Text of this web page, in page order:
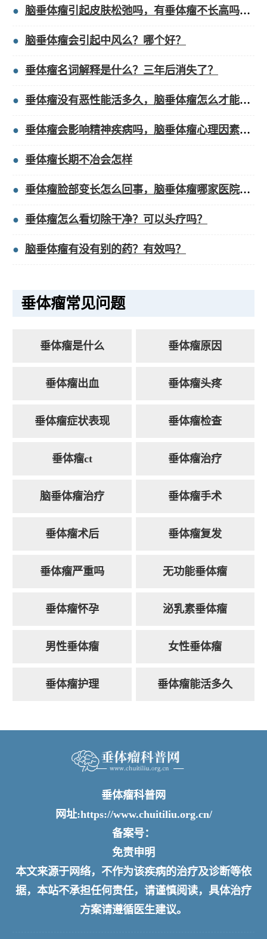
脑垂体瘤引起皮肤松弛吗，有垂体瘤不长高吗怎么办？
脑垂体瘤会引起中风么？哪个好？
垂体瘤名词解释是什么？三年后消失了？
垂体瘤没有恶性能活多久，脑垂体瘤怎么才能查出来？
垂体瘤会影响精神疾病吗，脑垂体瘤心理因素有哪些？
垂体瘤长期不冶会怎样
垂体瘤脸部变长怎么回事，脑垂体瘤哪家医院做的好？
垂体瘤怎么看切除干净？可以头疗吗？
脑垂体瘤有没有别的药？有效吗？
垂体瘤常见问题
垂体瘤是什么 垂体瘤原因
垂体瘤出血 垂体瘤头疼
垂体瘤症状表现 垂体瘤检查
垂体瘤ct 垂体瘤治疗
脑垂体瘤治疗 垂体瘤手术
垂体瘤术后 垂体瘤复发
垂体瘤严重吗 无功能垂体瘤
垂体瘤怀孕 泌乳素垂体瘤
男性垂体瘤 女性垂体瘤
垂体瘤护理 垂体瘤能活多久
垂体瘤科普网
网址:https://www.chuitiliu.org.cn/
备案号：
免责申明
本文来源于网络，不作为该疾病的治疗及诊断等依
据，本站不承担任何责任，请谨慎阅读，具体治疗
方案请遵循医生建议。